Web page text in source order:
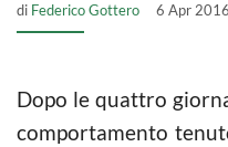
di Federico Gottero 6 Apr
Dopo le quattro
comportamento